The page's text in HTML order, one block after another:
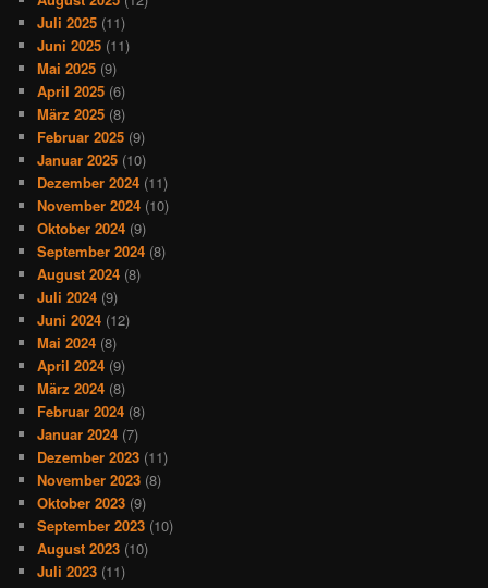
Juli 2025 (11)
Juni 2025 (11)
Mai 2025 (9)
April 2025 (6)
März 2025 (8)
Februar 2025 (9)
Januar 2025 (10)
Dezember 2024 (11)
November 2024 (10)
Oktober 2024 (9)
September 2024 (8)
August 2024 (8)
Juli 2024 (9)
Juni 2024 (12)
Mai 2024 (8)
April 2024 (9)
März 2024 (8)
Februar 2024 (8)
Januar 2024 (7)
Dezember 2023 (11)
November 2023 (8)
Oktober 2023 (9)
September 2023 (10)
August 2023 (10)
Juli 2023 (11)